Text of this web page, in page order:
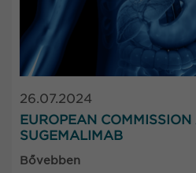
26.07.2024
EUROPEAN COMMISSION
SUGEMALIMAB
Bővebben